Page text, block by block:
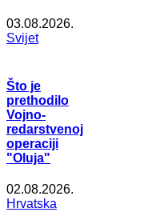
03.08.2026.
Svijet
Što je
prethodilo
Vojno-
redarstvenoj
operaciji
"Oluja"
02.08.2026.
Hrvatska